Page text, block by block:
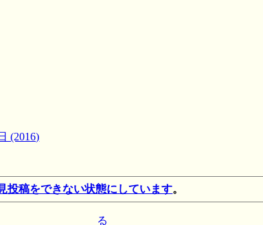
(2016)
投稿をできない状態にしています。
る